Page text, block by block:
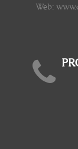
Web: